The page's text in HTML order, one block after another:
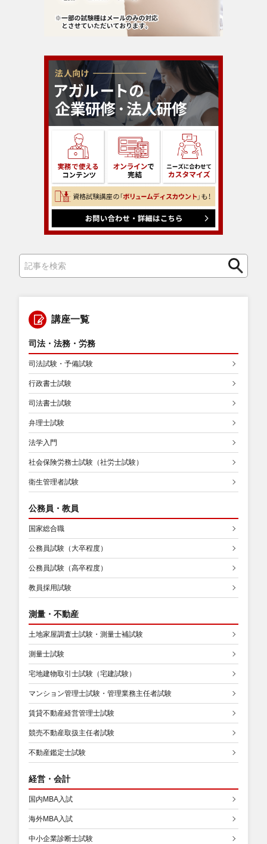
検
索
検
講座一覧
司法・法務・労務
司法試験・予備試験
行政書士試験
司法書士試験
弁理士試験
法学入門
社会保険労務士試験（社労士試験）
衛生管理者試験
公務員・教員
国家総合職
公務員試験（大卒程度）
公務員試験（高卒程度）
教員採用試験
測量・不動産
土地家屋調査士試験・測量士補試験
測量士試験
宅地建物取引士試験（宅建試験）
マンション管理士試験・管理業務主任者試験
賃貸不動産経営管理士試験
競売不動産取扱主任者試験
不動産鑑定士試験
経営・会計
国内MBA入試
海外MBA入試
中小企業診断士試験